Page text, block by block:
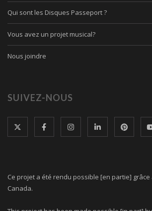
Qui sont les Disques Passeport ?
Vous avez un projet musical?
Nous joindre
SUIVEZ-NOUS
Ce projet a été rendu possible [en partie]
Canada.